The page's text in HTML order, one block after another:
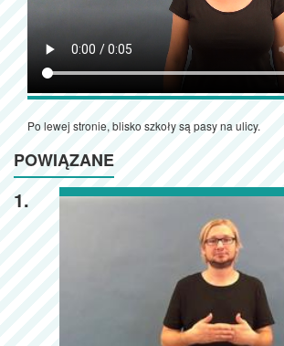
Po lewej stronie, blisko szkoły są pasy na ulicy.
POWIĄZANE
1.